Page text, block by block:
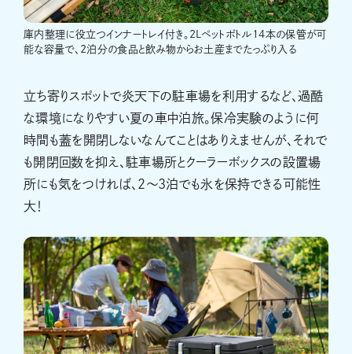
庫内整理に役立つインナートレイ付き。2Lペットボトル14本の保管が可
能な容量で、2泊分の食品と飲み物からお土産までたっぷり入る
立ち寄りスポットで炎天下の駐車場を利用するなど、過酷
な環境になりやすい夏の車中泊旅。保冷実験のように何
時間も蓋を開閉しないなんてことはありえませんが、それで
も開閉回数を抑え、駐車場所とクーラーボックスの設置場
所にも気をつければ、2〜3泊でも氷を保持できる可能性
大！